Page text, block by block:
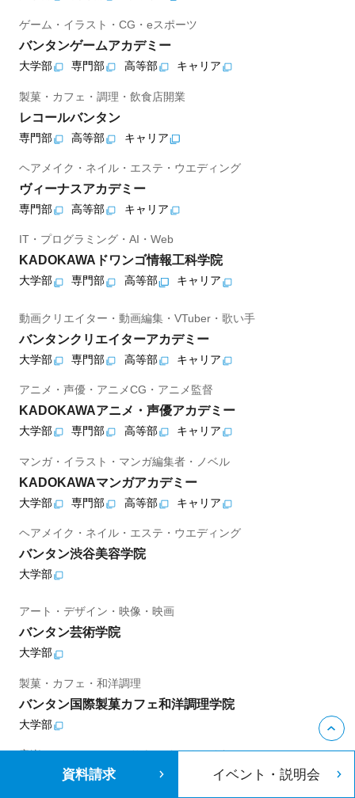
ゲーム・イラスト・CG・eスポーツ
バンタンゲームアカデミー
大学部 専門部 高等部 キャリア
製菓・カフェ・調理・飲食店開業
レコールバンタン
専門部 高等部 キャリア
ヘアメイク・ネイル・エステ・ウエディング
ヴィーナスアカデミー
専門部 高等部 キャリア
IT・プログラミング・AI・Web
KADOKAWAドワンゴ情報工科学院
大学部 専門部 高等部 キャリア
動画クリエイター・動画編集・VTuber・歌い手
バンタンクリエイターアカデミー
大学部 専門部 高等部 キャリア
アニメ・声優・アニメCG・アニメ監督
KADOKAWAアニメ・声優アカデミー
大学部 専門部 高等部 キャリア
マンガ・イラスト・マンガ編集者・ノベル
KADOKAWAマンガアカデミー
大学部 専門部 高等部 キャリア
ヘアメイク・ネイル・エステ・ウエディング
バンタン渋谷美容学院
大学部
アート・デザイン・映像・映画
バンタン芸術学院
大学部
製菓・カフェ・和洋調理
バンタン国際製菓カフェ和洋調理学院
大学部
音楽・アーティスト・サウンドクリエイター
バンタンミュージックアカデミー
資料請求 イベント・説明会